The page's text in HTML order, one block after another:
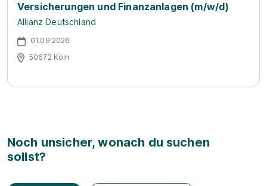
Versicherungen und Finanzanlagen (m/w/d)
Allianz Deutschland
01.09.2026
50672 Köln
Noch unsicher, wonach du suchen
sollst?